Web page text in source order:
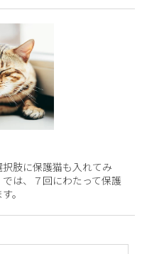
肢に保護猫も入れてみ
は、７回にわたって保護
。